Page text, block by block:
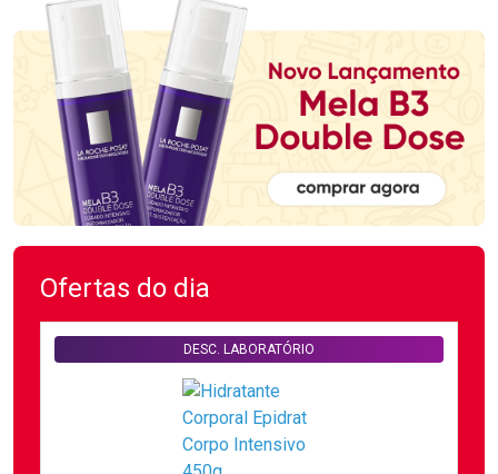
Ofertas do dia
DESC. LABORATÓRIO